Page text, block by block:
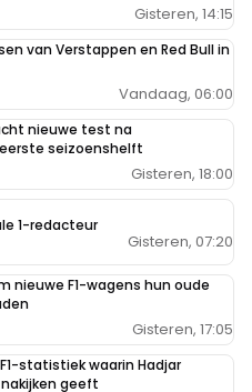
Gisteren, 14:15
van Verstappen en Red Bull in
Vandaag, 06:00
nieuwe test na
seizoenshelft
Gisteren, 18:00
1-redacteur
Gisteren, 07:20
nieuwe F1-wagens hun oude
Gisteren, 17:05
statistiek waarin Hadjar
geeft